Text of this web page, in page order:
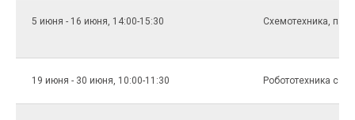
5 июня - 16 июня, 14:00-15:30 Схемотехника,
19 июня - 30 июня, 10:00-11:30 Робототехника с 10